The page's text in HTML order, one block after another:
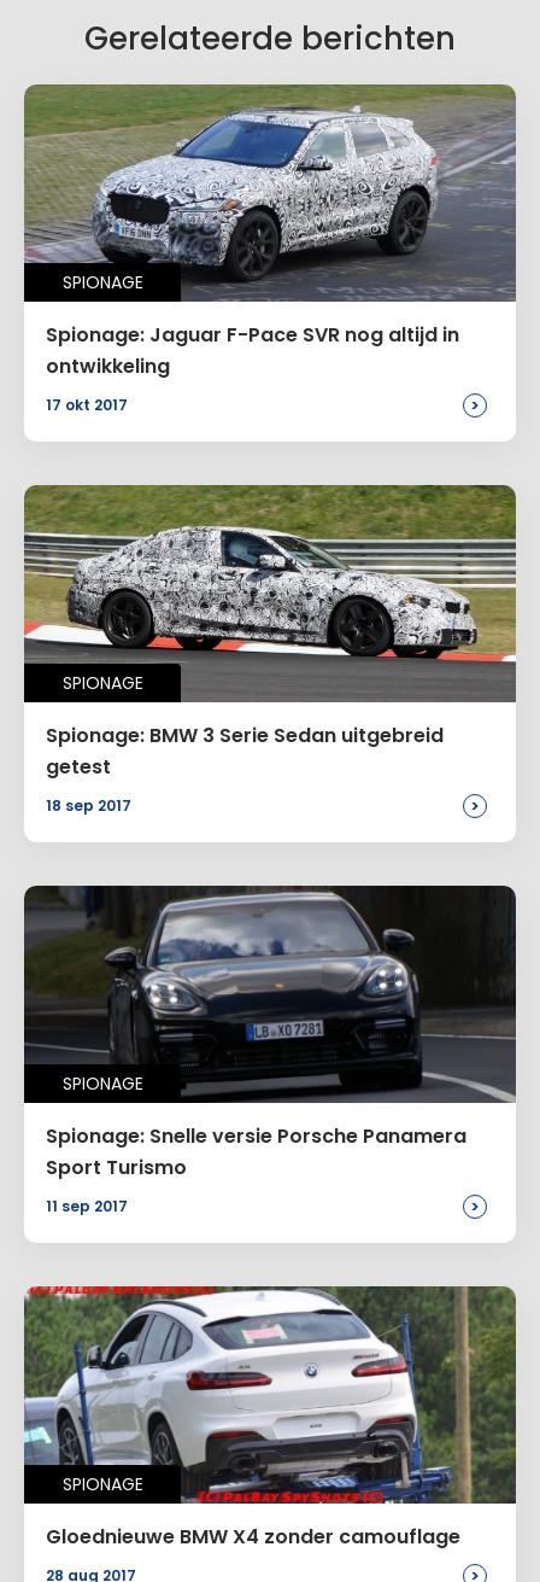
Gerelateerde berichten
SPIONAGE
Spionage: Jaguar F-Pace SVR nog altijd in
ontwikkeling
17 okt 2017 >
SPIONAGE
Spionage: BMW 3 Serie Sedan uitgebreid
getest
18 sep 2017 >
SPIONAGE
Spionage: Snelle versie Porsche Panamera
Sport Turismo
11 sep 2017 >
SPIONAGE
Gloednieuwe BMW X4 zonder camouflage
28 aug 2017 >